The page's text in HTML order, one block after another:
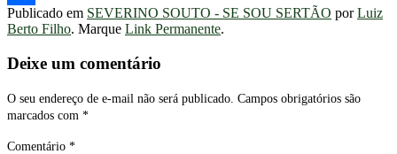
Share
Publicado em SEVERINO SOUTO - SE SOU SERTÃO porLuiz
Berto Filho. Marque Link Permanente.
Deixe um comentário
O seu endereço de e-mail não será publicado. Campos obrigatórios são
marcados com *
Comentário *